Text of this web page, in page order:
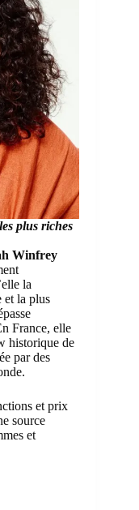
plus riches
Winfrey
la
et la plus
France, elle
historique de
par des
et prix
source
et